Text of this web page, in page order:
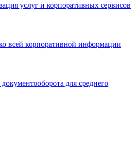
услуг и корпоративных сервисов
всей корпоративной информации
для среднего